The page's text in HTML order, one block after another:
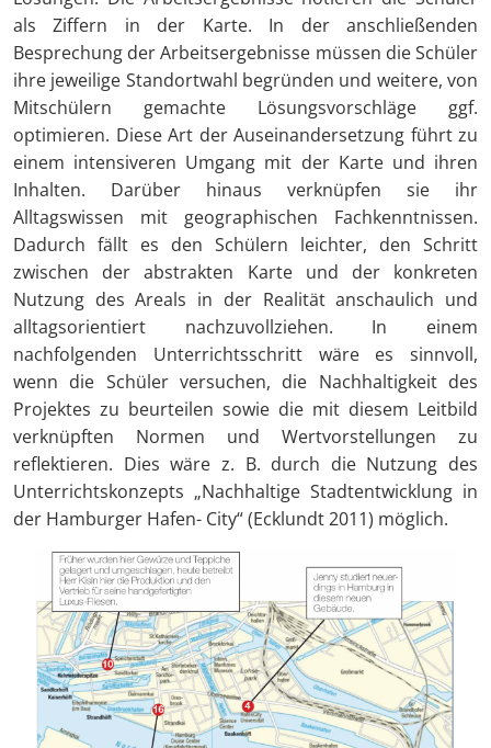
als Ziffern in der Karte. In der anschließenden
Besprechung der Arbeitsergebnisse müssen die Schüler
ihre jeweilige Standortwahl begründen und weitere, von
Mitschülern gemachte Lösungsvorschläge ggf.
optimieren. Diese Art der Auseinandersetzung führt zu
einem intensiveren Umgang mit der Karte und ihren
Inhalten. Darüber hinaus verknüpfen sie ihr
Alltagswissen mit geographischen Fachkenntnissen.
Dadurch fällt es den Schülern leichter, den Schritt
zwischen der abstrakten Karte und der konkreten
Nutzung des Areals in der Realität anschaulich und
alltagsorientiert nachzuvollziehen. In einem
nachfolgenden Unterrichtsschritt wäre es sinnvoll,
wenn die Schüler versuchen, die Nachhaltigkeit des
Projektes zu beurteilen sowie die mit diesem Leitbild
verknüpften Normen und Wertvorstellungen zu
reflektieren. Dies wäre z. B. durch die Nutzung des
Unterrichtskonzepts „Nachhaltige Stadtentwicklung in
der Hamburger Hafen- City“ (Ecklundt 2011) möglich.